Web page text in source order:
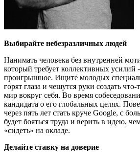
Выбирайте небезразличных людей
Нанимать человека без внутренней
который требует коллективных усилий
проигрышное. Ищите молодых
горят глаза и чешутся руки создать
мир вокруг себя. Во время
кандидата о его глобальных целях.
через пять лет стать круче Google, с
будет бояться труда и верить в идею,
«сидеть» на окладе.
Делайте ставку на доверие